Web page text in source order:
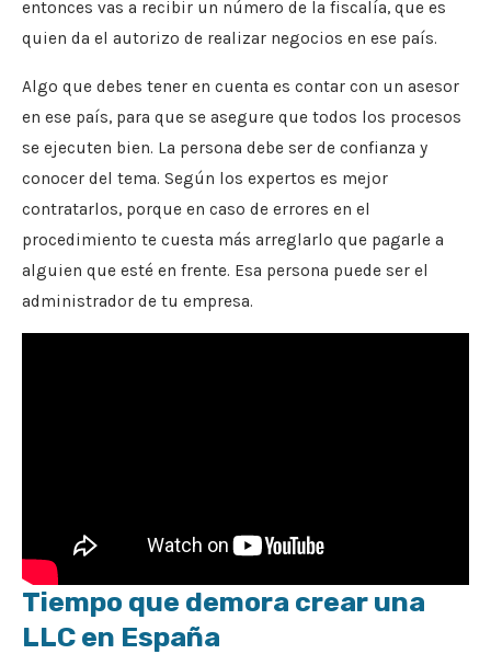
entonces vas a recibir un número de la fiscalía, que es
quien da el autorizo de realizar negocios en ese país.
Algo que debes tener en cuenta es contar con un asesor
en ese país, para que se asegure que todos los procesos
se ejecuten bien. La persona debe ser de confianza y
conocer del tema. Según los expertos es mejor
contratarlos, porque en caso de errores en el
procedimiento te cuesta más arreglarlo que pagarle a
alguien que esté en frente. Esa persona puede ser el
administrador de tu empresa.
Tiempo que demora crear una
LLC en España